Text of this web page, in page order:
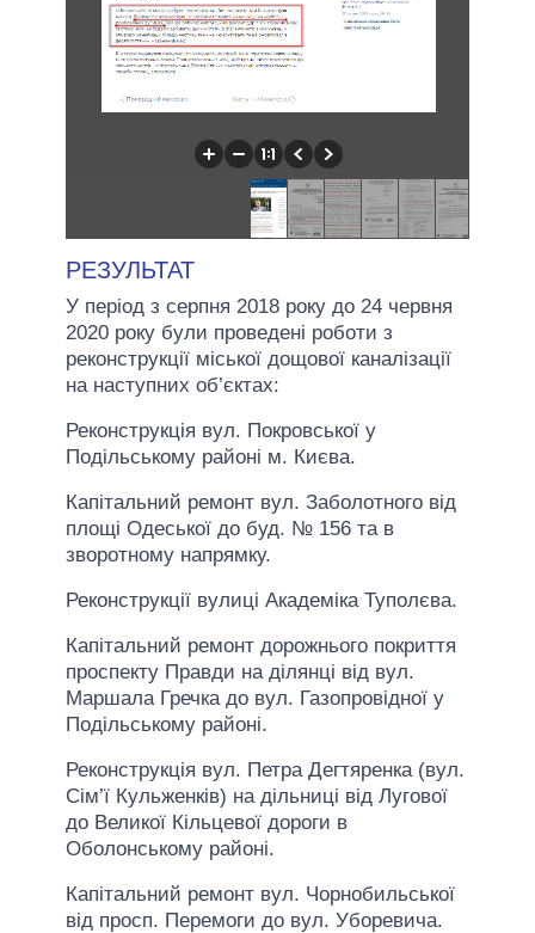
РЕЗУЛЬТАТ
У період з серпня 2018 року до 24 червня
2020 року були проведені роботи з
реконструкції міської дощової каналізації
на наступних об’єктах:
Реконструкція вул. Покровської у
Подільському районі м. Києва.
Капітальний ремонт вул. Заболотного від
площі Одеської до буд. № 156 та в
зворотному напрямку.
Реконструкції вулиці Академіка Туполєва.
Капітальний ремонт дорожнього покриття
проспекту Правди на ділянці від вул.
Маршала Гречка до вул. Газопровідної у
Подільському районі.
Реконструкція вул. Петра Дегтяренка (вул.
Сім’ї Кульженків) на дільниці від Лугової
до Великої Кільцевої дороги в
Оболонському районі.
Капітальний ремонт вул. Чорнобильської
від просп. Перемоги до вул. Уборевича.